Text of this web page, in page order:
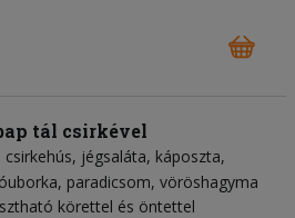
tál csirkével
csirkehús jégsaláta káposzta
paradicsom vöröshagyma
körettel és öntettel